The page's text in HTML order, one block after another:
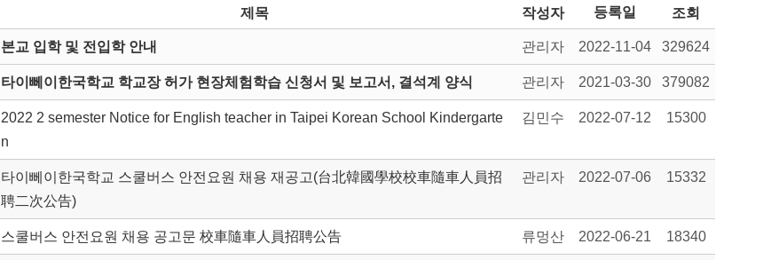
제목 작성자 등록일 조회
본교 입학 및 전입학 안내 관리자 2022-11-04 329624
타이뻬이한국학교 학교장 허가 현장체험학습 신청서 및 보고서, 결석계 양식 관리자 2021-03-30 379082
2022 2 semester Notice for English teacher in Taipei Korean School Kindergarte
n
김민수 2022-07-12 15300
타이뻬이한국학교 스쿨버스 안전요원 채용 재공고(台北韓國學校校車隨車人員招
聘二次公告)
관리자 2022-07-06 15332
스쿨버스 안전요원 채용 공고문 校車隨車人員招聘公告 류멍산 2022-06-21 18340